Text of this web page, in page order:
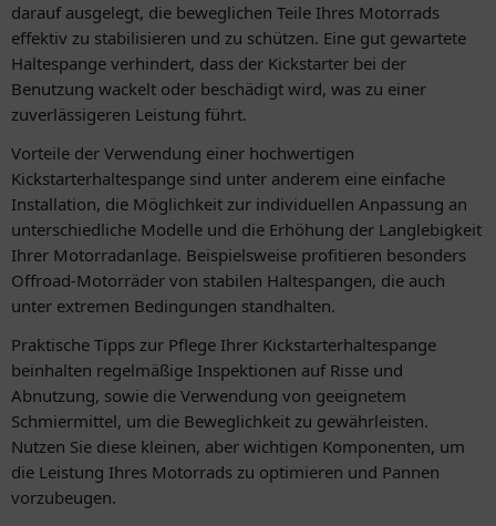
darauf ausgelegt, die beweglichen Teile Ihres Motorrads
effektiv zu stabilisieren und zu schützen. Eine gut gewartete
Haltespange verhindert, dass der Kickstarter bei der
Benutzung wackelt oder beschädigt wird, was zu einer
zuverlässigeren Leistung führt.
Vorteile der Verwendung einer hochwertigen
Kickstarterhaltespange sind unter anderem eine einfache
Installation, die Möglichkeit zur individuellen Anpassung an
unterschiedliche Modelle und die Erhöhung der Langlebigkeit
Ihrer Motorradanlage. Beispielsweise profitieren besonders
Offroad-Motorräder von stabilen Haltespangen, die auch
unter extremen Bedingungen standhalten.
Praktische Tipps zur Pflege Ihrer Kickstarterhaltespange
beinhalten regelmäßige Inspektionen auf Risse und
Abnutzung, sowie die Verwendung von geeignetem
Schmiermittel, um die Beweglichkeit zu gewährleisten.
Nutzen Sie diese kleinen, aber wichtigen Komponenten, um
die Leistung Ihres Motorrads zu optimieren und Pannen
vorzubeugen.